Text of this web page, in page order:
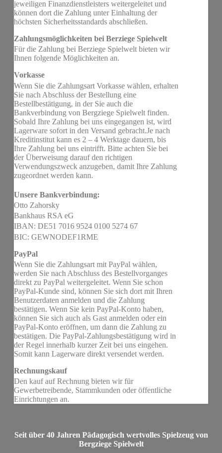
jeweiligen Finanzdienstleisters weitergeleitet und
können dort die Zahlung unter Einhaltung der
höchsten Sicherheitsstandards abschließen.
Zahlungsmöglichkeiten bei Berziege Spielwelt
Für die Zahlung bei Berziege Spielwelt bieten wir
Ihnen folgende Möglichkeiten an.
Vorkasse
Wenn Sie die Zahlungsart Vorkasse wählen, erhalten
Sie nach Abschluss der Bestellung eine
Bestellbestätigung, in der Sie auch die
Bankverbindung von Bergziege Spielwelt finden.
Sobald Ihre Zahlung bei uns eingegangen ist, wird
Lagerware sofort in den Versand gebracht.Je nach
Kreditinstitut kann es 2 – 4 Werktage dauern, bis
Ihre Zahlung bei uns eintrifft. Bitte achten Sie bei
der Überweisung darauf den richtigen
Verwendungszweck anzugeben, damit Ihre Zahlung
zugeordnet werden kann.
Unsere Bankverbindung:
Otto Zahorsky
Bankhaus RSA eG
IBAN: DE51 7016 9524 0100 5274 67
BIC: GEWNODEF1RME
PayPal
Wenn Sie die Zahlungsart mit PayPal wählen,
werden Sie nach Abschluss des Bestellvorganges
direkt zu PayPal weitergeleitet. Wenn Sie schon
PayPal-Kunde sind, können Sie sich dort mit Ihren
Benutzerdaten anmelden und die Zahlung
bestätigen. Wenn Sie kein PayPal-Konto haben,
können Sie sich auch als Gast anmelden oder ein
PayPal-Konto eröffnen, um dann die Zahlung zu
bestätigen. Die PayPal-Zahlungsbestätigung wird in
der Regel innerhalb kurzer Zeit bei uns eingehen.
Somit kann Lagerware direkt versendet werden.
Rechnungskauf
Den kauf auf Rechnung bieten wir für
Gewerbetreibende, Stammkunden oder öffentliche
Einrichtungen an.
Seit über 40 Jahren Pädagogisch wertvolles Spielzeug von
Bergziege Spielwelt